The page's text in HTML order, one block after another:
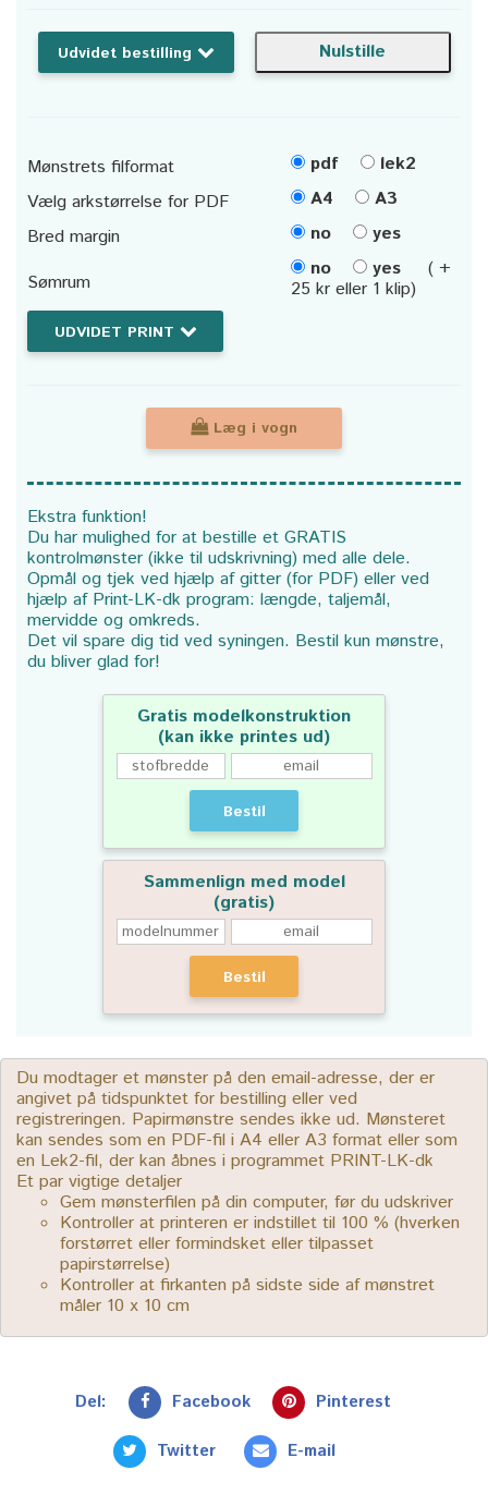
Udvidet bestilling
Mønstrets filformat pdf
lek2
Vælg arkstørrelse for PDF
A4
A3
Bred margin
no
yes
Sømrum
no yes
( +
25 kr eller 1 klip)
UDVIDET PRINT
Læg i vogn
Ekstra funktion!
Du har mulighed for at bestille et GRATIS
kontrolmønster (ikke til udskrivning) med alle dele.
Opmål og tjek ved hjælp af gitter (for PDF) eller ved
hjælp af Print-LK-dk program: længde, taljemål,
mervidde og omkreds.
Det vil spare dig tid ved syningen. Bestil kun mønstre,
du bliver glad for!
Gratis modelkonstruktion
(kan ikke printes ud)
Bestil
Sammenlign med model
(gratis)
Bestil
Du modtager et mønster på den email-adresse, der er
angivet på tidspunktet for bestilling eller ved
registreringen. Papirmønstre sendes ikke ud. Mønsteret
kan sendes som en PDF-fil i A4 eller A3 format eller som
en Lek2-fil, der kan åbnes i programmet PRINT-LK-dk
Et par vigtige detaljer
Gem mønsterfilen på din computer, før du udskriver
Kontroller at printeren er indstillet til 100 % (hverken
forstørret eller formindsket eller tilpasset
papirstørrelse)
Kontroller at firkanten på sidste side af mønstret
måler 10 x 10 cm
Del: Facebook Pinterest
Twitter E-mail